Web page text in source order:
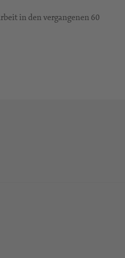
in den vergangenen 60